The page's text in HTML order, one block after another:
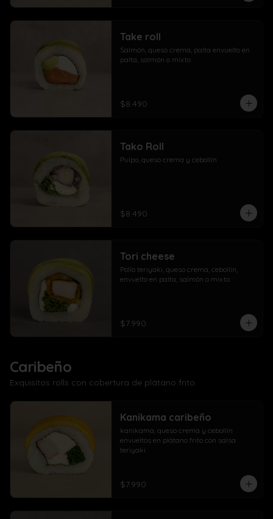
Take roll
Salmón, queso crema, palta envuelto en
palta, salmón o mixto
$8.490
Tako Roll
Pulpo, queso crema y cebollín
$8.490
Tori cheese
Pollo teriyaki, queso crema, cebollín,
envuelto en palta, salmón o mixto
$7.990
Caribeño
Exquisitos rolls con cobertura de plátano frito.
Kanikama caribeño
kanikama, queso crema y cebollín
envueltos en plátano frito con salsa
teriyaki
$7.990